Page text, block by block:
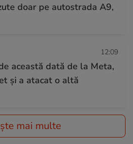
doar pe autostrada A9,
12:09
această dată de la Meta,
și a atacat o altă
mai multe